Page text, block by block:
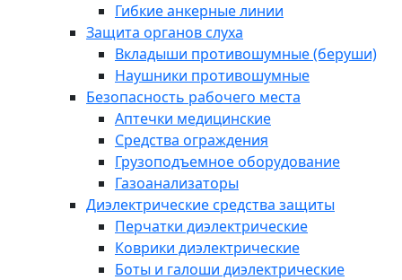
Гибкие анкерные линии
Защита органов слуха
Вкладыши противошумные (беруши)
Наушники противошумные
Безопасность рабочего места
Аптечки медицинские
Средства ограждения
Грузоподъемное оборудование
Газоанализаторы
Диэлектрические средства защиты
Перчатки диэлектрические
Коврики диэлектрические
Боты и галоши диэлектрические